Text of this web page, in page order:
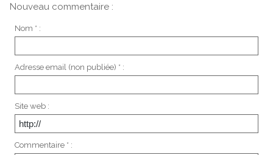
Nouveau commentaire :
Nom * :
Adresse email (non publiée) * :
Site web :
Commentaire * :